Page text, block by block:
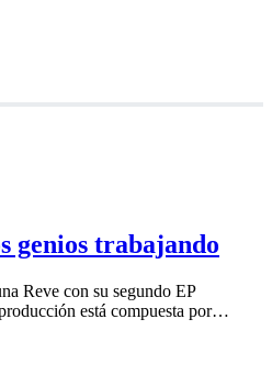
genios trabajando
Reve con su segundo EP
está compuesta por…